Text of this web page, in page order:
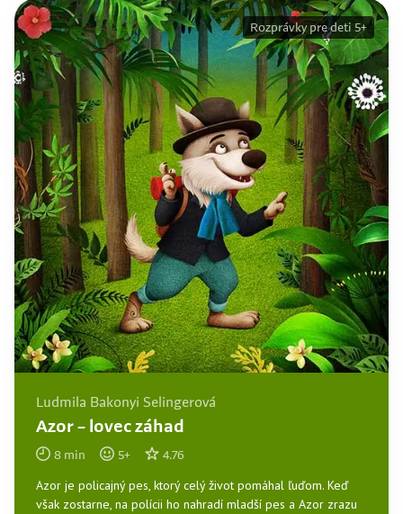
Ludmila Bakonyi Selingerová
Azor – lovec záhad
8 min 5+ 4.76
Azor je policajný pes, ktorý celý život pomáhal ľuďom. Keď
však zostarne, na polícii ho nahradí mladší pes a Azor zrazu
Rozprávky pre deti 5+